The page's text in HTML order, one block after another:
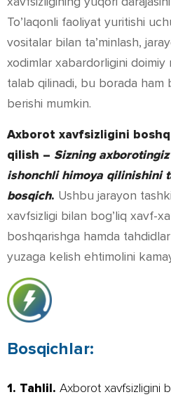
To’laqonli faoliyat yuritishi
vositalar bilan ta’minlash,
xodimlar xabardorligini doimiy
talab qilinadi, bu borada ham
berishi mumkin.
Axborot xavfsizligini
qilish – Sizning
ishonchli himoya qilinishini
bosqich. Ushbu jarayon
xavfsizligi bilan bog’liq xavf-
boshqarishga hamda
yuzaga kelish ehtimolini
Bosqichlar:
1. Tahlil. Axborot xavfsizligini